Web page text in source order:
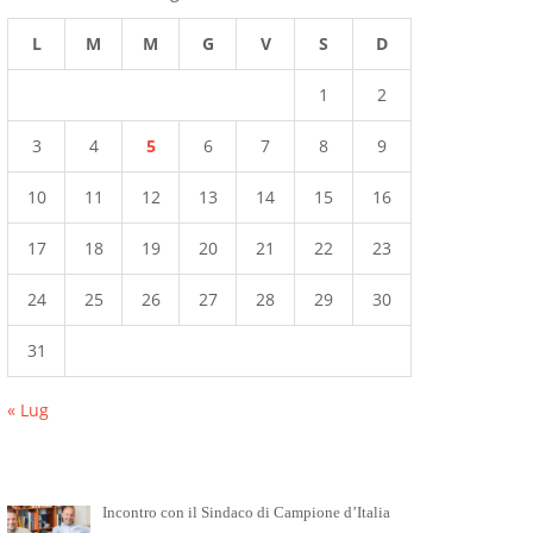
L M M G V S D
1 2
3 4 5 6 7 8 9
10 11 12 13 14 15 16
17 18 19 20 21 22 23
24 25 26 27 28 29 30
31
« Lug
Incontro con il Sindaco di Campione d’Italia